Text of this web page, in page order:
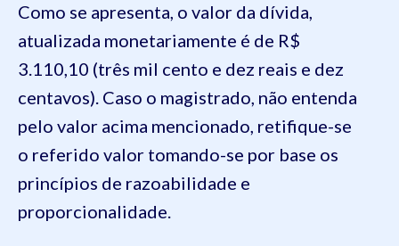
Como se apresenta, o valor da dívida,
atualizada monetariamente é de R$
3.110,10 (três mil cento e dez reais e dez
centavos). Caso o magistrado, não entenda
pelo valor acima mencionado, retifique-se
o referido valor tomando-se por base os
princípios de razoabilidade e
proporcionalidade.